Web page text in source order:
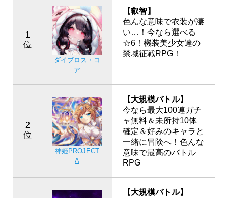
1
位
ダイブロス・コ
ア
【叡智】
色んな意味で衣装が凄
い…！今なら選べる
☆6！機装美少女達の
禁域征戦RPG！
2
位
神姫PROJECT
A
【大規模バトル】
今なら最大100連ガチ
ャ無料＆未所持10体
確定＆好みのキャラと
一緒に冒険へ！色んな
意味で最高のバトル
RPG
【大規模バトル】